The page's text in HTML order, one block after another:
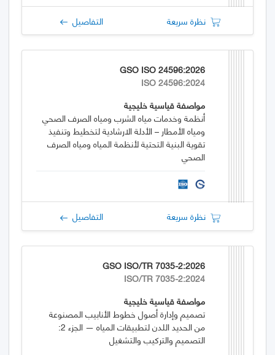
نظرة سريعة التفاصيل
GSO ISO 24596:2026
ISO 24596:2024
مواصفة قياسية خليجية
أنظمة وخدمات مياه الشرب ومياه الصرف الصحي
ومياه الأمطار – الأدلة الارشادية لتخطيط وتنفيذ
تقوية البنية التحتية لأنظمة المياه ومياه الصرف
الصحي
نظرة سريعة التفاصيل
GSO ISO/TR 7035-2:2026
ISO/TR 7035-2:2024
مواصفة قياسية خليجية
تصميم وإدارة أصول خطوط الأنابيب المصنوعة
من الحديد اللدن لتطبيقات المياه — الجزء 2:
التصميم والتركيب والتشغيل